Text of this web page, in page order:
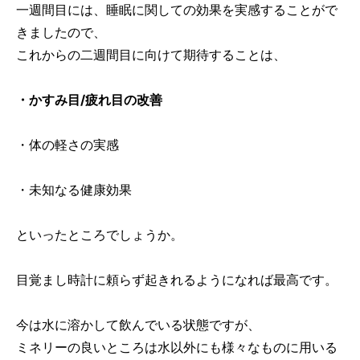
一週間目には、睡眠に関しての効果を実感することがで
きましたので、
これからの二週間目に向けて期待することは、
・かすみ目/疲れ目の改善
・体の軽さの実感
・未知なる健康効果
といったところでしょうか。
目覚まし時計に頼らず起きれるようになれば最高です。
今は水に溶かして飲んでいる状態ですが、
ミネリーの良いところは水以外にも様々なものに用いる